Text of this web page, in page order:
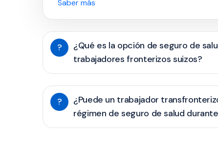
Saber más
?
¿Qué es la opción de seguro de
trabajadores fronterizos suizos?
?
¿Puede un trabajador
régimen de seguro de salud